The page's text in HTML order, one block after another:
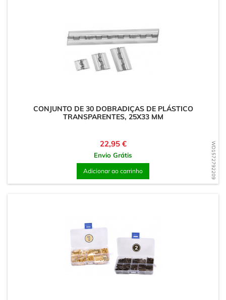
WD1572792209
CONJUNTO DE 30 DOBRADIÇAS DE PLÁSTICO
TRANSPARENTES, 25X33 MM
Preço
22,95 €
Envio Grátis
Adicionar ao carrinho